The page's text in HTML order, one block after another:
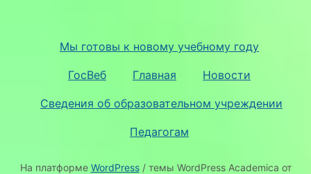
Мы готовы к новому учебному году
ГосВеб Главная Новости
Сведения об образовательном учреждении
Педагогам
На платформе WordPress/ темы WordPress Academica от